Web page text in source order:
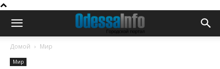
Домой Мир
Мир